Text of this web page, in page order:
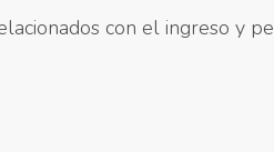
con el ingreso y